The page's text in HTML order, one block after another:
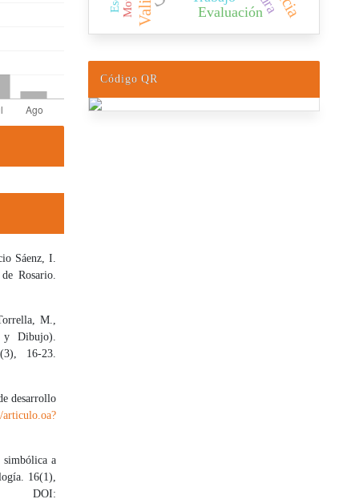
Sáenz, I.
Rosario.
M.,
y Dibujo).
16-23.
desarrollo
a
16(1),
Evaluación
Código QR